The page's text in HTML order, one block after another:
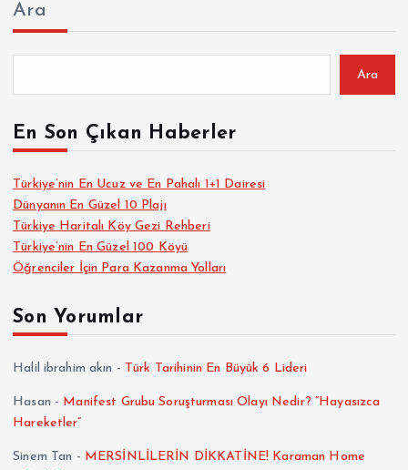
Ara
Ara
En Son Çıkan Haberler
Türkiye’nin En Ucuz ve En Pahalı 1+1 Dairesi
Dünyanın En Güzel 10 Plajı
Türkiye Haritalı Köy Gezi Rehberi
Türkiye’nin En Güzel 100 Köyü
Öğrenciler İçin Para Kazanma Yolları
Son Yorumlar
Halil ibrahim akın - Türk Tarihinin En Büyük 6 Lideri
Hasan - Manifest Grubu Soruşturması Olayı Nedir? “Hayasızca
Hareketler”
Sinem Tan - MERSİNLİLERİN DİKKATİNE! Karaman Home